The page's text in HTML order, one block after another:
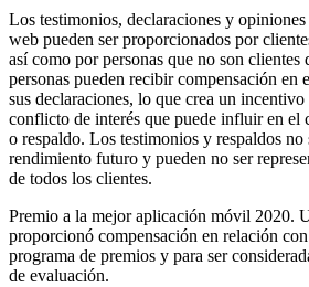
Los testimonios, declaraciones y opiniones
web pueden ser proporcionados por
así como por personas que no son
personas pueden recibir compensación en
sus declaraciones, lo que crea un
conflicto de interés que puede influir en el
o respaldo. Los testimonios y respaldos
rendimiento futuro y pueden no ser
de todos los clientes.
Premio a la mejor aplicación móvil 2020.
proporcionó compensación en relación
programa de premios y para ser
de evaluación.